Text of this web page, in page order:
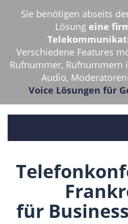
Sie benötigen abseits
Lösung eine
Verschiedene Features
Rufnummer, Rufnummern
Audio,
Voice Lösungen für
für